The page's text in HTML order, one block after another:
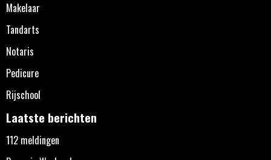
Makelaar
Tandarts
Notaris
Pedicure
Rijschool
Laatste berichten
112 meldingen